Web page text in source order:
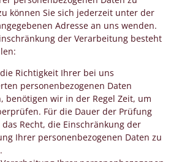
können Sie sich jederzeit unter der
Adresse an uns wenden.
der Verarbeitung besteht
Richtigkeit Ihrer bei uns
personenbezogenen Daten
benötigen wir in der Regel Zeit, um
Für die Dauer der Prüfung
das Recht, die Einschränkung der
Ihrer personenbezogenen Daten zu